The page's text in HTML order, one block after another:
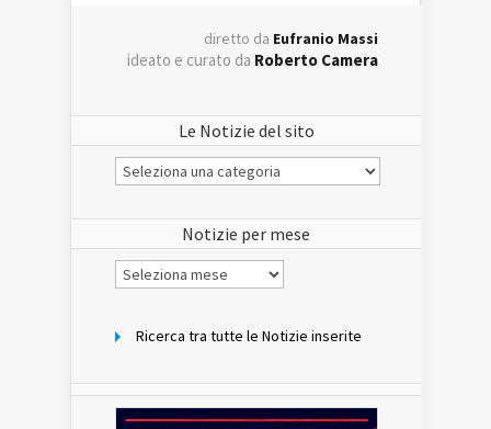
diretto da Eufranio Massi
ideato e curato da Roberto Camera
Le Notizie del sito
Le
Notizie
Notizie per mese
Notizie
per
Ricerca tra tutte le Notizie inserite